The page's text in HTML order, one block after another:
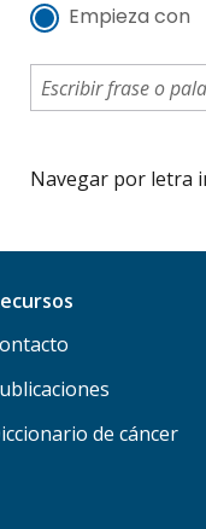
Empieza con
Navegar por letra
de cáncer